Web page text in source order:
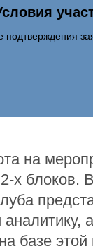
на
х блоков.
базе